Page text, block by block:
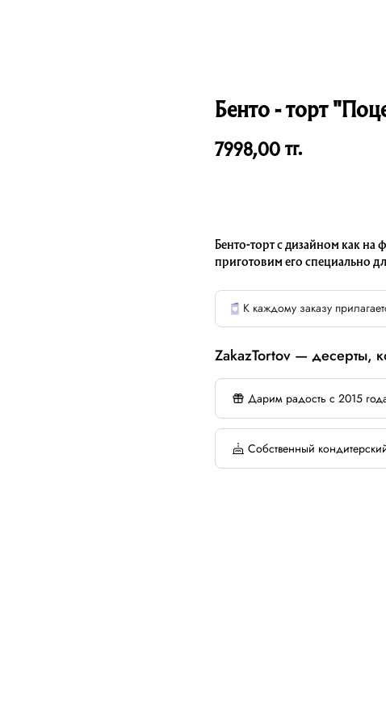
Бенто - торт
7998,00 тг.
Бенто-торт с дизайном как
приготовим его специально
К каждому заказу
ZakazTortov — десерты,
Дарим радость с 2015
Собственный